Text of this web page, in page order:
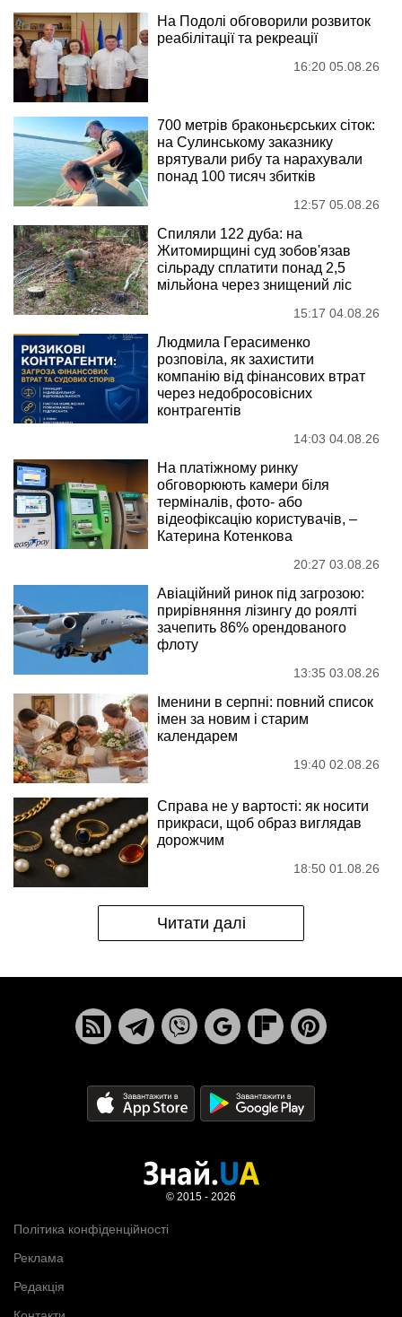
На Подолі обговорили розвиток
реабілітації та рекреації
16:20 05.08.26
700 метрів браконьєрських сіток:
на Сулинському заказнику
врятували рибу та нарахували
понад 100 тисяч збитків
12:57 05.08.26
Спиляли 122 дуба: на
Житомирщині суд зобов'язав
сільраду сплатити понад 2,5
мільйона через знищений ліс
15:17 04.08.26
Людмила Герасименко
розповіла, як захистити
компанію від фінансових втрат
через недобросовісних
контрагентів
14:03 04.08.26
На платіжному ринку
обговорюють камери біля
терміналів, фото- або
відеофіксацію користувачів, –
Катерина Котенкова
20:27 03.08.26
Авіаційний ринок під загрозою:
прирівняння лізингу до роялті
зачепить 86% орендованого
флоту
13:35 03.08.26
Іменини в серпні: повний список
імен за новим і старим
календарем
19:40 02.08.26
Справа не у вартості: як носити
прикраси, щоб образ виглядав
дорожчим
18:50 01.08.26
Читати далі
Політика конфіденційності
Реклама
Редакція
© 2015 - 2026